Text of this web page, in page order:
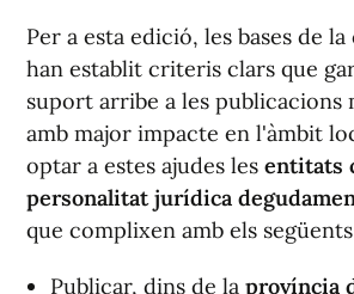
Per a esta edició, les bases de
han establit criteris clars que
suport arribe a les publicacions
amb major impacte en l'àmbit
optar a estes ajudes les entitats
personalitat jurídica
que complixen amb els
Publicar, dins de la província